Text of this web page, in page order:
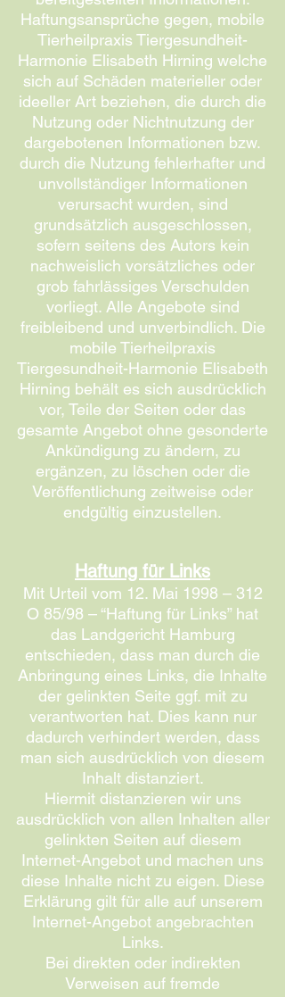
Haftungsansprüche gegen, mobile
Tierheilpraxis Tiergesundheit-
Harmonie Elisabeth Hirning welche
sich auf Schäden materieller oder
ideeller Art beziehen, die durch die
Nutzung oder Nichtnutzung der
dargebotenen Informationen bzw.
durch die Nutzung fehlerhafter und
unvollständiger Informationen
verursacht wurden, sind
grundsätzlich ausgeschlossen,
sofern seitens des Autors kein
nachweislich vorsätzliches oder
grob fahrlässiges Verschulden
vorliegt. Alle Angebote sind
freibleibend und unverbindlich. Die
mobile Tierheilpraxis
Tiergesundheit-Harmonie Elisabeth
Hirning behält es sich ausdrücklich
vor, Teile der Seiten oder das
gesamte Angebot ohne gesonderte
Ankündigung zu ändern, zu
ergänzen, zu löschen oder die
Veröffentlichung zeitweise oder
endgültig einzustellen.
Haftung für Links
Mit Urteil vom 12. Mai 1998 – 312
O 85/98 – “Haftung für Links” hat
das Landgericht Hamburg
entschieden, dass man durch die
Anbringung eines Links, die Inhalte
der gelinkten Seite ggf. mit zu
verantworten hat. Dies kann nur
dadurch verhindert werden, dass
man sich ausdrücklich von diesem
Inhalt distanziert.
Hiermit distanzieren wir uns
ausdrücklich von allen Inhalten aller
gelinkten Seiten auf diesem
Internet-Angebot und machen uns
diese Inhalte nicht zu eigen. Diese
Erklärung gilt für alle auf unserem
Internet-Angebot angebrachten
Links.
Bei direkten oder indirekten
Verweisen auf fremde